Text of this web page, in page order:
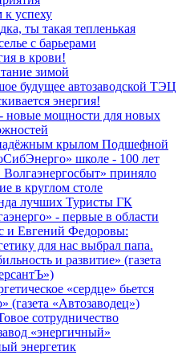
к успеху
ты такая тепленькая
с барьерами
в крови!
зимой
будущее автозаводской ТЭЦ
энергия!
мощности для новых
крылом Подшефной
школе - 100 лет
приняло
в круглом столе
лучших Туристы ГК
- первые в области
и Евгений Федоровы:
для нас выбрал папа.
и развитие» (газета
«сердце» бьется
(газета «Автозаводец»)
сотрудничество
«энергичный»
энергетик